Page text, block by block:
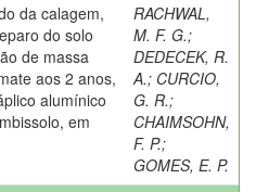
da calagem,
do solo
de massa
aos 2 anos,
alumínico
em
RACHWAL,
M. F. G.;
DEDECEK, R.
A.; CURCIO,
G. R.;
CHAIMSOHN,
F. P.;
GOMES, E. P.